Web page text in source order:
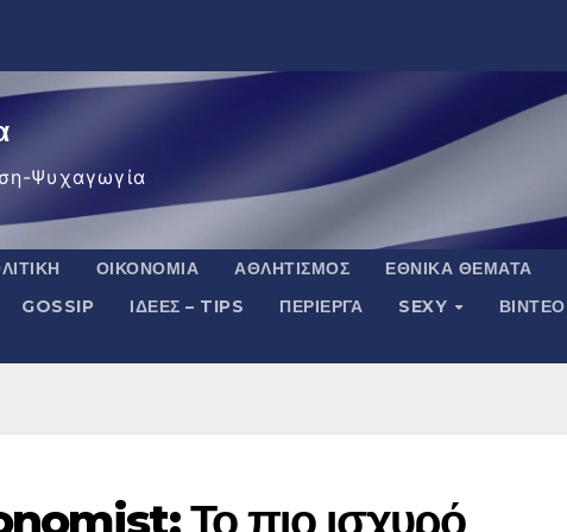
Ψυχαγωγία
ΟΙΚΟΝΟΜΊΑ ΑΘΛΗΤΙΣΜΌΣ ΕΘΝΙΚΆ ΘΈΜΑΤΑ
GOSSIP ΙΔΈΕΣ – TIPS ΠΕΡΊΕΡΓΑ SEXY ΒΙΝΤΕΟ
Το πιο ισχυρό